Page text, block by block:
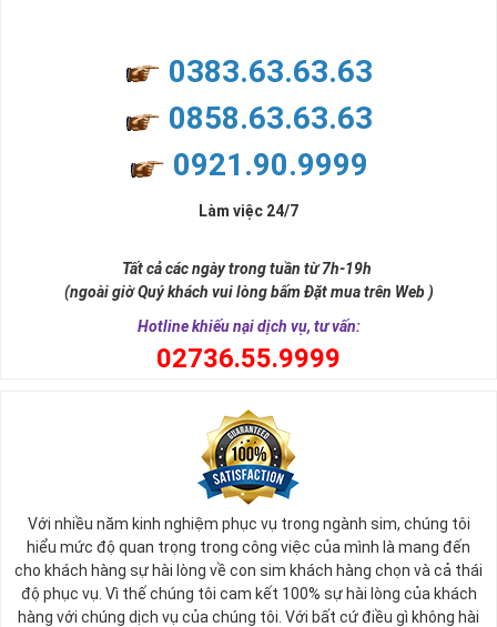
0383.63.63.63
0858.63.63.63
0921.90.9999
Làm việc 24/7
Tất cả các ngày trong tuần từ 7h-19h
(ngoài giờ Quý khách vui lòng bấm Đặt mua trên Web )
Hotline khiếu nại dịch vụ, tư vấn:
02736.55.9999
Với nhiều năm kinh nghiệm phục vụ trong ngành sim, chúng tôi
hiểu mức độ quan trọng trong công việc của mình là mang đến
cho khách hàng sự hài lòng về con sim khách hàng chọn và cả thái
độ phục vụ. Vì thế chúng tôi cam kết 100% sự hài lòng của khách
hàng với chúng dịch vụ của chúng tôi. Với bất cứ điều gì không hài